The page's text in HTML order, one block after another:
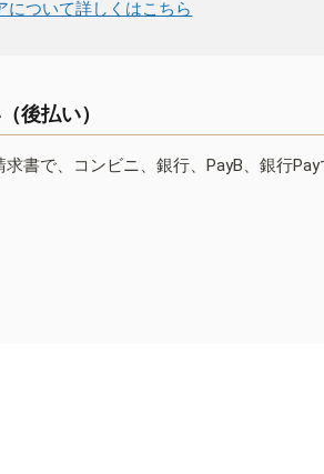
について詳しくはこちら
後払い）
書で、コンビニ、銀行、PayB、銀行